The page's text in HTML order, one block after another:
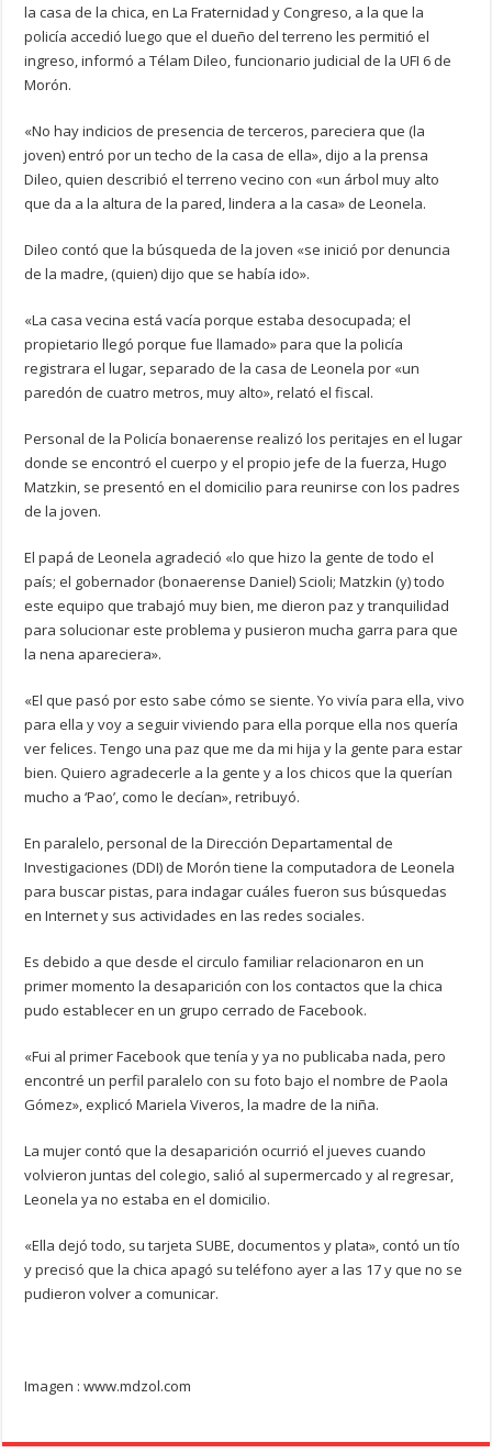
la casa de la chica, en La Fraternidad y Congreso, a la que la
policía accedió luego que el dueño del terreno les permitió el
ingreso, informó a Télam Dileo, funcionario judicial de la UFI 6 de
Morón.
«No hay indicios de presencia de terceros, pareciera que (la
joven) entró por un techo de la casa de ella», dijo a la prensa
Dileo, quien describió el terreno vecino con «un árbol muy alto
que da a la altura de la pared, lindera a la casa» de Leonela.
Dileo contó que la búsqueda de la joven «se inició por denuncia
de la madre, (quien) dijo que se había ido».
«La casa vecina está vacía porque estaba desocupada; el
propietario llegó porque fue llamado» para que la policía
registrara el lugar, separado de la casa de Leonela por «un
paredón de cuatro metros, muy alto», relató el fiscal.
Personal de la Policía bonaerense realizó los peritajes en el lugar
donde se encontró el cuerpo y el propio jefe de la fuerza, Hugo
Matzkin, se presentó en el domicilio para reunirse con los padres
de la joven.
El papá de Leonela agradeció «lo que hizo la gente de todo el
país; el gobernador (bonaerense Daniel) Scioli; Matzkin (y) todo
este equipo que trabajó muy bien, me dieron paz y tranquilidad
para solucionar este problema y pusieron mucha garra para que
la nena apareciera».
«El que pasó por esto sabe cómo se siente. Yo vivía para ella, vivo
para ella y voy a seguir viviendo para ella porque ella nos quería
ver felices. Tengo una paz que me da mi hija y la gente para estar
bien. Quiero agradecerle a la gente y a los chicos que la querían
mucho a ‘Pao’, como le decían», retribuyó.
En paralelo, personal de la Dirección Departamental de
Investigaciones (DDI) de Morón tiene la computadora de Leonela
para buscar pistas, para indagar cuáles fueron sus búsquedas
en Internet y sus actividades en las redes sociales.
Es debido a que desde el circulo familiar relacionaron en un
primer momento la desaparición con los contactos que la chica
pudo establecer en un grupo cerrado de Facebook.
«Fui al primer Facebook que tenía y ya no publicaba nada, pero
encontré un perfil paralelo con su foto bajo el nombre de Paola
Gómez», explicó Mariela Viveros, la madre de la niña.
La mujer contó que la desaparición ocurrió el jueves cuando
volvieron juntas del colegio, salió al supermercado y al regresar,
Leonela ya no estaba en el domicilio.
«Ella dejó todo, su tarjeta SUBE, documentos y plata», contó un tío
y precisó que la chica apagó su teléfono ayer a las 17 y que no se
pudieron volver a comunicar.
Imagen : www.mdzol.com